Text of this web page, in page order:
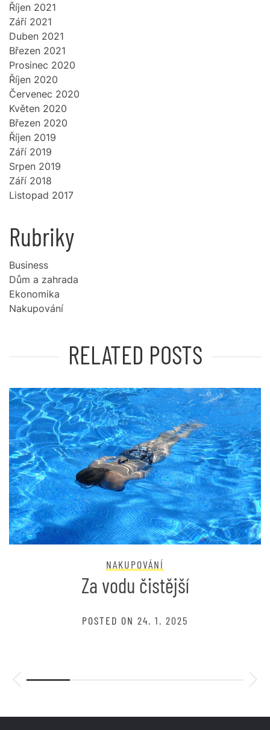
Říjen 2021
Září 2021
Duben 2021
Březen 2021
Prosinec 2020
Říjen 2020
Červenec 2020
Květen 2020
Březen 2020
Říjen 2019
Září 2019
Srpen 2019
Září 2018
Listopad 2017
Rubriky
Business
Dům a zahrada
Ekonomika
Nakupování
RELATED POSTS
NAKUPOVÁNÍ
Za vodu čistější
POSTED ON 24. 1. 2025